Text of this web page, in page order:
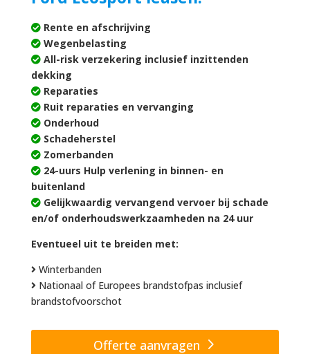
Rente en afschrijving
Wegenbelasting
All-risk verzekering inclusief inzittenden
dekking
Reparaties
Ruit reparaties en vervanging
Onderhoud
Schadeherstel
Zomerbanden
24-uurs Hulp verlening in binnen- en
buitenland
Gelijkwaardig vervangend vervoer bij schade
en/of onderhoudswerkzaamheden na 24 uur
Eventueel uit te breiden met:
Winterbanden
Nationaal of Europees brandstofpas inclusief
brandstofvoorschot
Offerte aanvragen